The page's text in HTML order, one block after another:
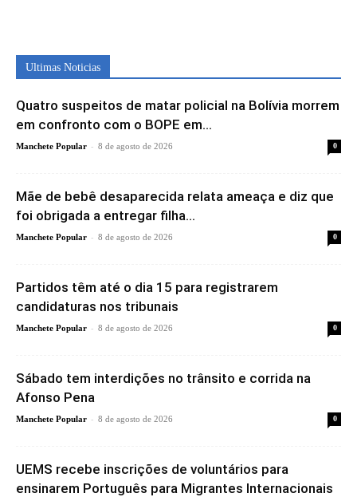
Ultimas Noticias
Quatro suspeitos de matar policial na Bolívia morrem
em confronto com o BOPE em...
Manchete Popular - 8 de agosto de 2026 0
Mãe de bebê desaparecida relata ameaça e diz que
foi obrigada a entregar filha...
Manchete Popular - 8 de agosto de 2026 0
Partidos têm até o dia 15 para registrarem
candidaturas nos tribunais
Manchete Popular - 8 de agosto de 2026 0
Sábado tem interdições no trânsito e corrida na
Afonso Pena
Manchete Popular - 8 de agosto de 2026 0
UEMS recebe inscrições de voluntários para
ensinarem Português para Migrantes Internacionais